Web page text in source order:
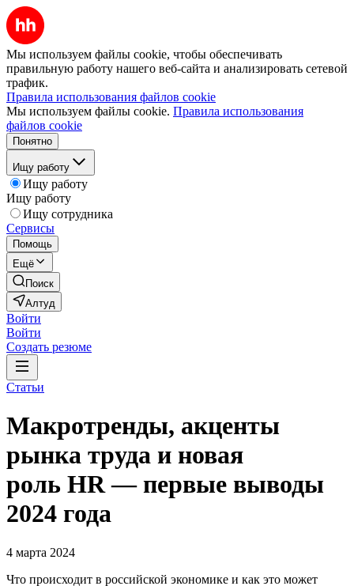
Мы используем файлы cookie, чтобы обеспечивать
правильную работу нашего веб-сайта и анализировать сетевой
трафик.
Правила использования файлов cookie
Мы используем файлы cookie. Правила использования
файлов cookie
Понятно
Ищу работу
Ищу работу
Ищу работу
Ищу сотрудника
Сервисы
Помощь
Ещё
Поиск
Алтуд
Войти
Войти
Создать резюме
Статьи
Макротренды, акценты
рынка труда и новая
роль HR — первые выводы
2024 года
4 марта 2024
Что происходит в российской экономике и как это может